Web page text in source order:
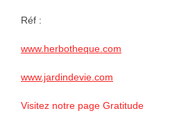
Réf :
www.herbotheque.com
www.jardindevie.com
Visitez notre page Gratitude